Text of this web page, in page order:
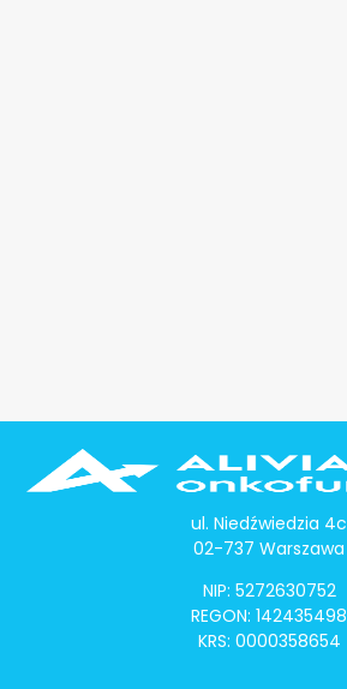
ul. Niedźwiedzia 4c
02-737 Warszawa
NIP: 5272630752
REGON: 142435498
KRS: 0000358654